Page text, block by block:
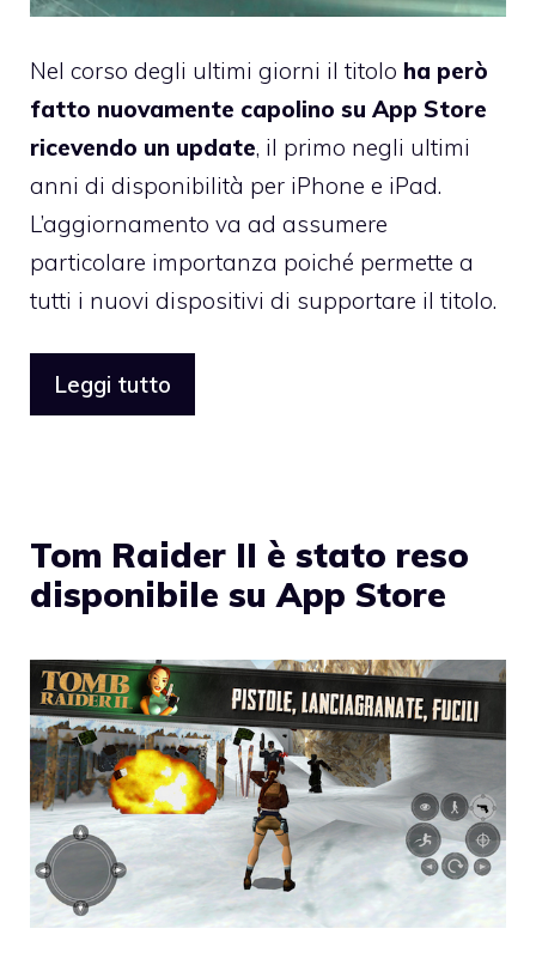
Nel corso degli ultimi giorni il titolo ha però
fatto nuovamente capolino su App Store
ricevendo un update, il primo negli ultimi
anni di disponibilità per iPhone e iPad.
L’aggiornamento va ad assumere
particolare importanza poiché permette a
tutti i nuovi dispositivi di supportare il titolo.
Leggi tutto
Tom Raider II è stato reso
disponibile su App Store